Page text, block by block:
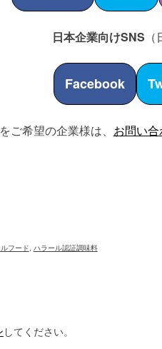
日本企業向けSNS
Facebook
ご希望の企業様は、 お問い
フード ハラール認証調味料
してください。